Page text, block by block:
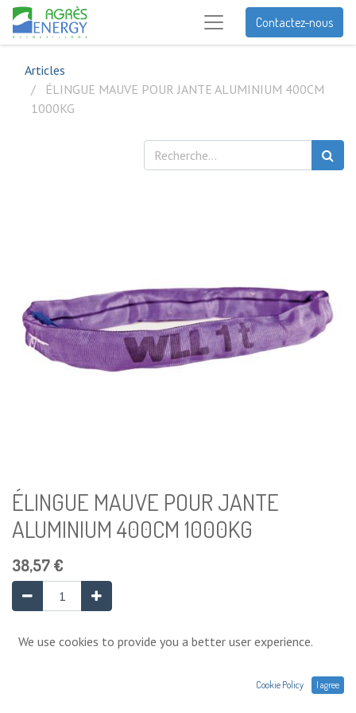
Contactez-nous
Articles
ÉLINGUE MAUVE POUR JANTE ALUMINIUM 400CM
1000KG
ÉLINGUE MAUVE POUR JANTE
ALUMINIUM 400CM 1000KG
38,57€
Ajouter au panier
We use cookies to provide you a better user experience.
Cookie Policy I agree